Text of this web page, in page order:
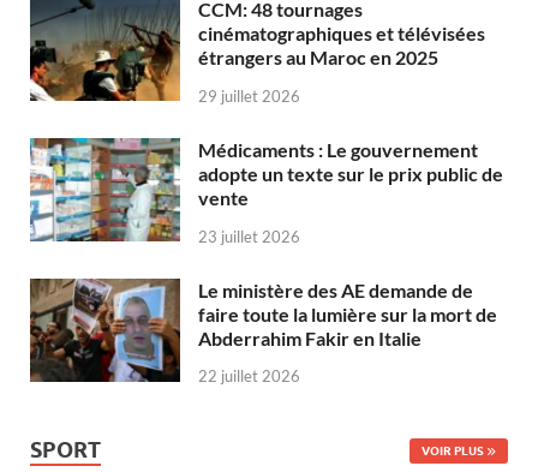
CCM: 48 tournages
cinématographiques et télévisées
étrangers au Maroc en 2025
29 juillet 2026
Médicaments : Le gouvernement
adopte un texte sur le prix public de
vente
23 juillet 2026
Le ministère des AE demande de
faire toute la lumière sur la mort de
Abderrahim Fakir en Italie
22 juillet 2026
SPORT VOIR PLUS